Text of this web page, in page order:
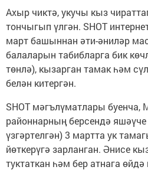
Ахыр чиктә, укучы кыз
тончыгып үлгән. SHOT
март башыннан әти-әниләр
балаларын табибларга бик
төнлә), кызарган тамак һәм
белән китергән.
SHOT мәгълүматлары буенча,
районнарның берсендә
үзгәртелгән) 3 мартта ук
йөткерүгә зарланган. Әнисе
туктаткан һәм бер атнага